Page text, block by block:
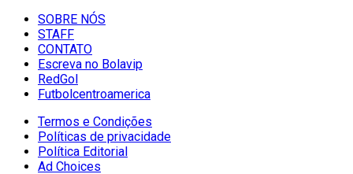
SOBRE NÓS
STAFF
CONTATO
Escreva no Bolavip
RedGol
Futbolcentroamerica
Termos e Condições
Políticas de privacidade
Política Editorial
Ad Choices